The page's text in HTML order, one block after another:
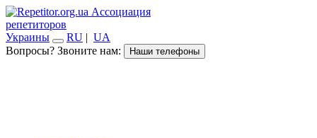
Ассоциация
репетиторов
Украины
RU | UA
Вопросы? Звоните нам:
Наши телефоны